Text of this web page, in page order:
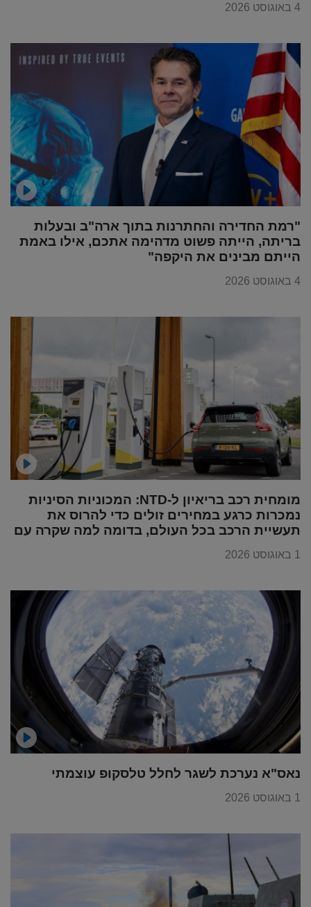
4 באוגוסט 2026
"רמת החדירה והחתרנות בתוך ארה"ב ובעלות
בריתה, הייתה פשוט מדהימה אתכם, אילו באמת
הייתם מבינים את היקפה"
4 באוגוסט 2026
מומחית רכב בריאיון ל-NTD: המכוניות הסיניות
נמכרות כרגע במחירים זולים כדי להרוס את
תעשיית הרכב בכל העולם, בדומה למה שקרה עם
1 באוגוסט 2026
נאס"א נערכת לשגר לחלל טלסקופ עוצמתי
1 באוגוסט 2026